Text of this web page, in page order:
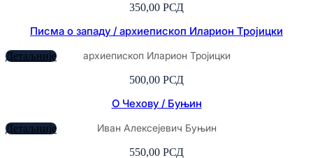
350,00 РСД
Писма о западу / архиепископ Иларион Тројицки
архиепископ Иларион Тројицки
500,00 РСД
Детаљније
О Чехову / Буњин
Иван Алексејевич Буњин
550,00 РСД
Детаљније